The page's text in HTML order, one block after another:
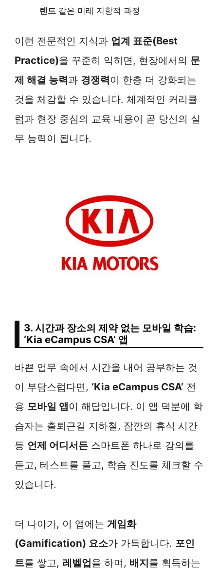
렌드 같은 미래 지향적 과정
이런 전문적인 지식과 업계 표준(Best
Practice)을 꾸준히 익히면, 현장에서의 문
제 해결 능력과 경쟁력이 한층 더 강화되는
것을 체감할 수 있습니다. 체계적인 커리큘
럼과 현장 중심의 교육 내용이 곧 당신의 실
무 능력이 됩니다.
3. 시간과 장소의 제약 없는 모바일 학습:
‘Kia eCampus CSA’ 앱
바쁜 업무 속에서 시간을 내어 공부하는 것
이 부담스럽다면, ‘Kia eCampus CSA’ 전
용 모바일 앱이 해답입니다. 이 앱 덕분에 학
습자는 출퇴근길 지하철, 잠깐의 휴식 시간
등 언제 어디서든 스마트폰 하나로 강의를
듣고, 테스트를 풀고, 학습 진도를 체크할 수
있습니다.
더 나아가, 이 앱에는 게임화
(Gamification) 요소가 가득합니다. 포인
트를 쌓고, 레벨업을 하며, 배지를 획득하는